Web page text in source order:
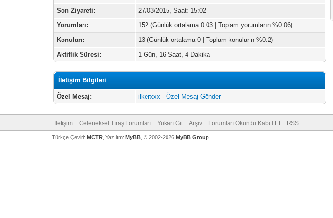
Son Ziyareti:
27/03/2015, Saat: 15:02
Yorumları:
152 (Günlük ortalama 0.03 | Toplam yorumların %0.06)
Konuları:
13 (Günlük ortalama 0 | Toplam konuların %0.2)
Aktiflik Süresi:
1 Gün, 16 Saat, 4 Dakika
İletişim Bilgileri
Özel Mesaj: ilkerxxx - Özel Mesaj Gönder
İletişim Geleneksel Tıraş Forumları Yukarı Git Arşiv Forumları Okundu Kabul Et RSS
Türkçe Çeviri: MCTR, Yazılım: MyBB, © 2002-2026 MyBB Group.